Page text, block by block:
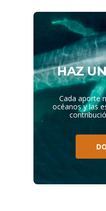
HAZ
Cada aporte
océanos y las